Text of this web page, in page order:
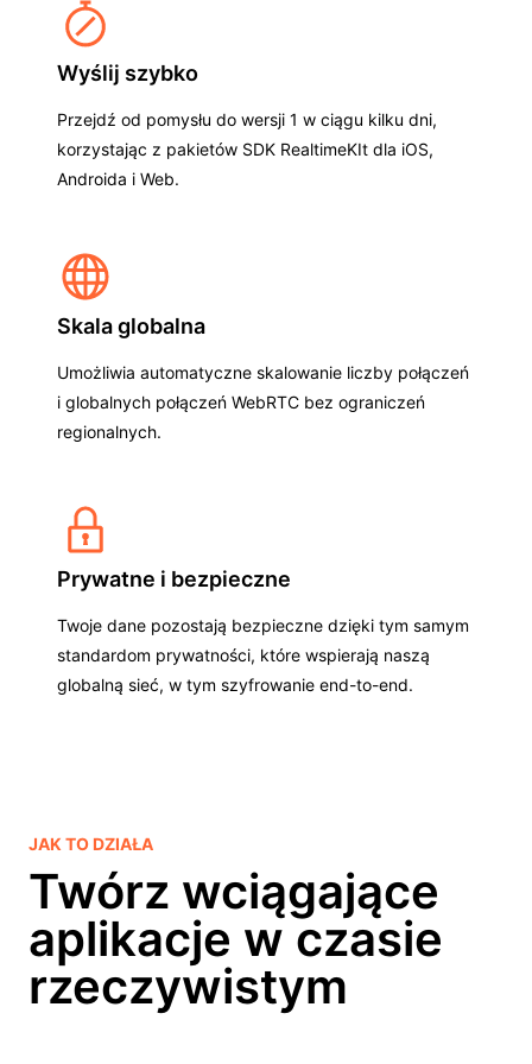
Wyślij szybko
Przejdź od pomysłu do wersji 1 w ciągu kilku dni,
korzystając z pakietów SDK RealtimeKIt dla iOS,
Androida i Web.
Skala globalna
Umożliwia automatyczne skalowanie liczby połączeń
i globalnych połączeń WebRTC bez ograniczeń
regionalnych.
Prywatne i bezpieczne
Twoje dane pozostają bezpieczne dzięki tym samym
standardom prywatności, które wspierają naszą
globalną sieć, w tym szyfrowanie end-to-end.
JAK TO DZIAŁA
Twórz wciągające
aplikacje w czasie
rzeczywistym